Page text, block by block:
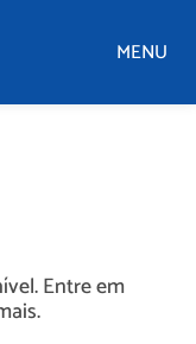
MENU
Entre em